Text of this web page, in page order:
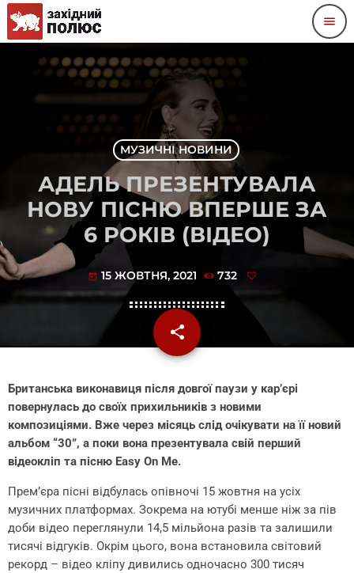
menu
МУЗИЧНІ НОВИНИ
АДЕЛЬ ПРЕЗЕНТУВАЛА
НОВУ ПІСНЮ ВПЕРШЕ ЗА
6 РОКІВ (ВІДЕО)
today 15 ЖОВТНЯ, 2021 732
share
email
Британська виконавиця після довгої паузи у кар’єрі
повернулась до своїх прихильників з новими
композиціями. Вже через місяць слід очікувати на її новий
альбом “30”, а поки вона презентувала свій перший
відеокліп та пісню Easy On Me.
Прем’єра пісні відбулась опівночі 15 жовтня на усіх
музичних платформах. Зокрема на ютубі менше ніж за пів
доби відео переглянули 14,5 мільйона разів та залишили
тисячі відгуків. Окрім цього, вона встановила світовий
рекорд – відео кліпу дивились одночасно 300 тисяч